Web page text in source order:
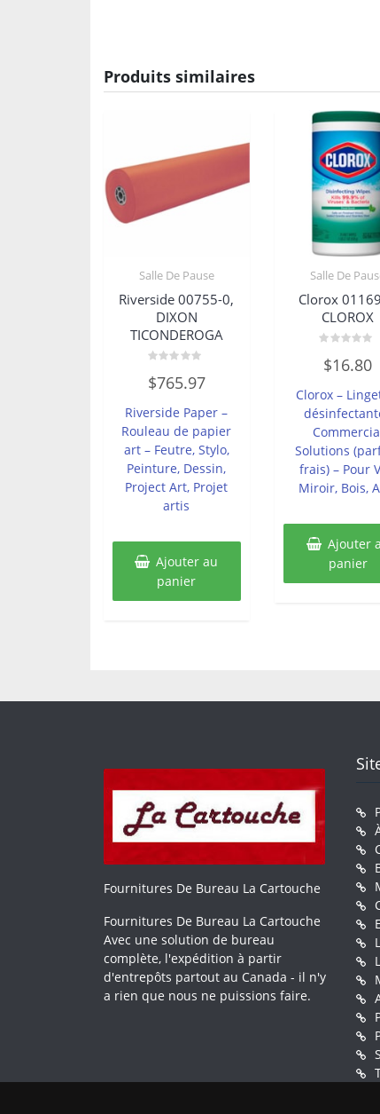
Produits similaires
Salle De Pause
Riverside 00755-0,
DIXON
TICONDEROGA
0
sur
$765.97
Riverside Paper –
Rouleau de papier
art – Feutre, Stylo,
Peinture, Dessin,
Project Art, Projet
artis
Ajouter au
panier
Salle De
Clorox
CLOROX
0
sur
$16.80
Clorox –
Solutions
frais) – Pour
Miroir, Bois,
Ajouter
panier
Fournitures De Bureau La Cartouche
Fournitures De Bureau La Cartouche
Avec une solution de bureau
complète, l'expédition à partir
d'entrepôts partout au Canada - il n'y
a rien que nous ne puissions faire.